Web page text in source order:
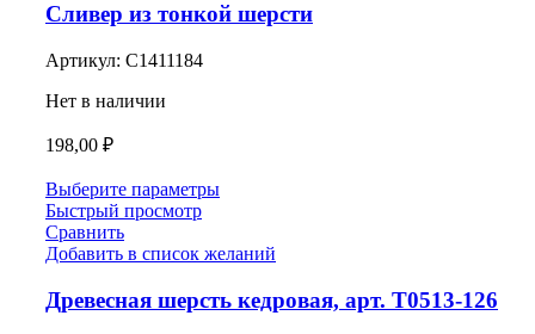
Сливер из тонкой шерсти
Артикул: С1411184
Нет в наличии
198,00 ₽
Выберите параметры
Быстрый просмотр
Сравнить
Добавить в список желаний
Древесная шерсть кедровая, арт. Т0513-126